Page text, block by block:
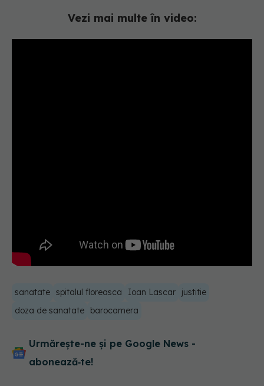
Vezi mai multe în video:
sanatate spitalul floreasca Ioan Lascar
justitie
doza de sanatate
barocamera
Urmărește-ne și pe Google News -
abonează‑te!